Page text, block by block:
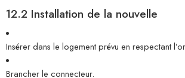
12.2 Installation de la nouvelle
Insérer dans le logement prévu en respectant
Brancher le connecteur.